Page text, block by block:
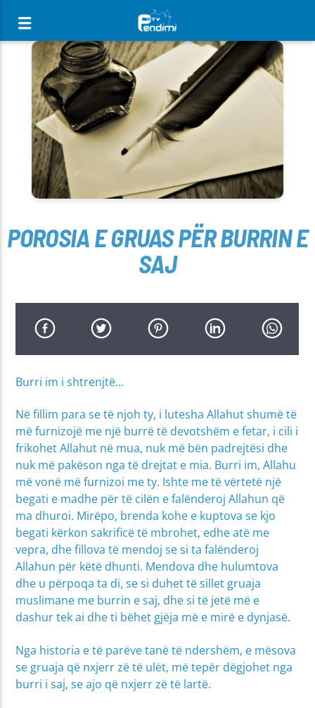
[There are no radio stations in the database]
POROSIA E GRUAS PËR BURRIN E
SAJ
Burri im i shtrenjtë…
Në fillim para se të njoh ty, i lutesha Allahut shumë të
më furnizojë me një burrë të devotshëm e fetar, i cili i
frikohet Allahut në mua, nuk më bën padrejtësi dhe
nuk më pakëson nga të drejtat e mia. Burri im, Allahu
më vonë më furnizoi me ty. Ishte me të vërtetë një
begati e madhe për të cilën e falënderoj Allahun që
ma dhuroi. Mirëpo, brenda kohe e kuptova se kjo
begati kërkon sakrificë të mbrohet, edhe atë me
vepra, dhe fillova të mendoj se si ta falënderoj
Allahun për këtë dhunti. Mendova dhe hulumtova
dhe u përpoqa ta di, se si duhet të sillet gruaja
muslimane me burrin e saj, dhe si të jetë më e
dashur tek ai dhe ti bëhet gjëja më e mirë e dynjasë.
Nga historia e të parëve tanë të ndershëm, e mësova
se gruaja që nxjerr zë të ulët, më tepër dëgjohet nga
burri i saj, se ajo që nxjerr zë të lartë.